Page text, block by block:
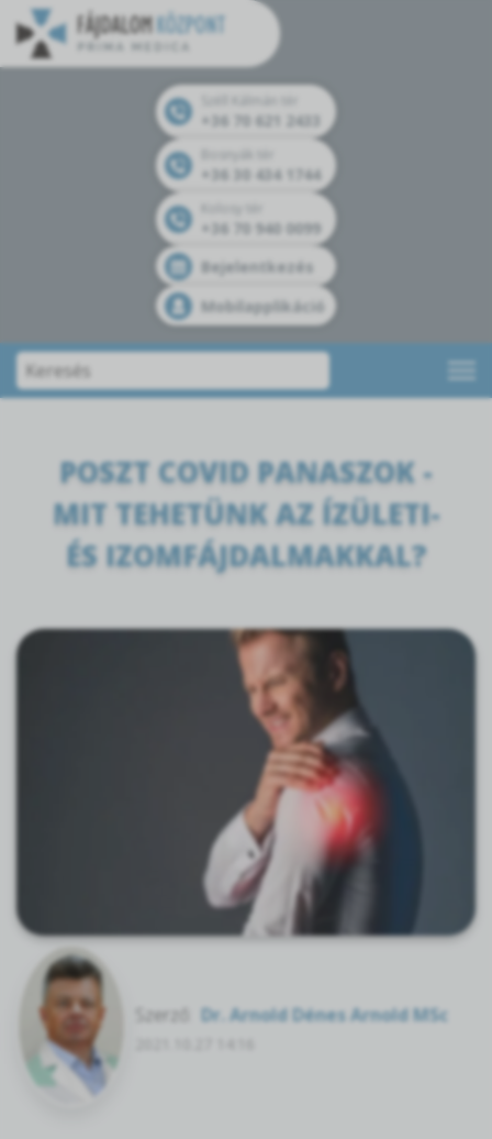
+36 70 621 2433
+36 30 434 1744
+36 70 940 0099
Bejelentkezés
Mobilapplikáció
POSZT COVID PANASZOK -
MIT TEHETÜNK AZ ÍZÜLETI-
ÉS IZOMFÁJDALMAKKAL?
Szerző: Dr. Arnold Dénes Arnold MSc